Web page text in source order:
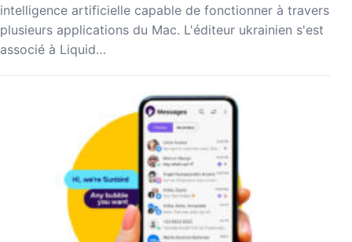
intelligence artificielle capable de fonctionner à travers
plusieurs applications du Mac. L'éditeur ukrainien s'est
associé à Liquid…